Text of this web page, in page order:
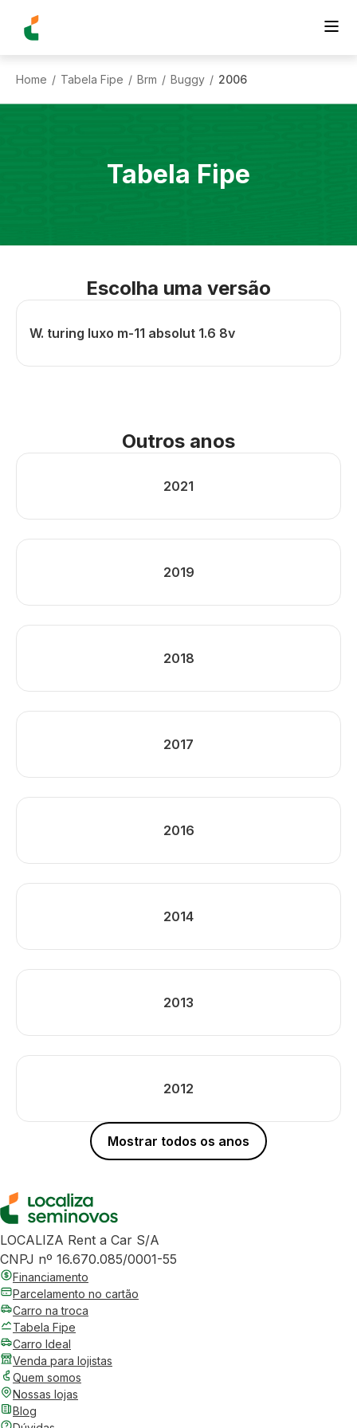
Home / Tabela Fipe / Brm / Buggy / 2006
Tabela Fipe
Escolha uma versão
W. turing luxo m-11 absolut 1.6 8v
Outros anos
2021
2019
2018
2017
2016
2014
2013
2012
Mostrar todos os anos
LOCALIZA Rent a Car S/A
CNPJ nº 16.670.085/0001-55
Financiamento
Parcelamento no cartão
Carro na troca
Tabela Fipe
Carro Ideal
Venda para lojistas
Quem somos
Nossas lojas
Blog